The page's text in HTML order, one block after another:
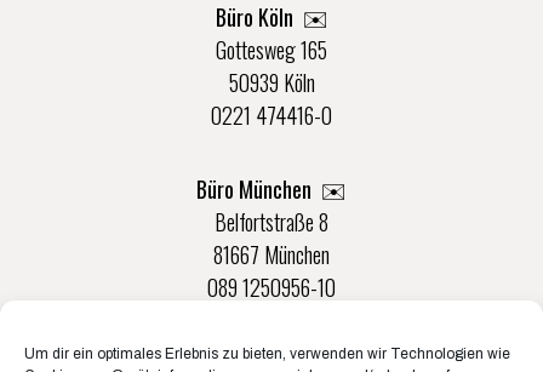
Um dir ein optimales Erlebnis zu bieten, verwenden wir Technologien wie
Büro Köln ✉️
Gottesweg 165
50939 Köln
0221 474416-0
Büro München ✉️
Belfortstraße 8
81667 München
089 1250956-10
Büro Münster ✉️